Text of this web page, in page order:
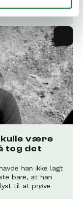
være
tog det
han ikke lagt
bare, at han
til at prøve